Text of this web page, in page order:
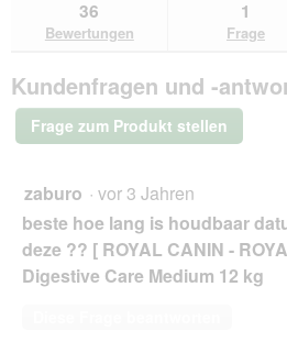
lesen
ROYAL
Digestive
Care
12
Antworten
durchsuchen
36
Bewertungen
1
Frage
Kundenfragen und -
Frage zum Produkt stellen
zaburo · vor 3 Jahren
beste hoe lang is houdbaar
deze ?? [ ROYAL CANIN -
Digestive Care Medium 12 kg